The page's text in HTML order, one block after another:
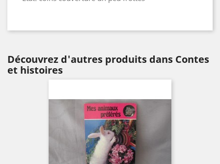
Découvrez d'autres produits dans Contes
et histoires